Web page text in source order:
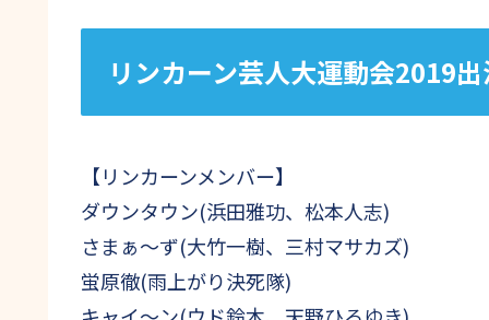
リンカーン芸人大運動会2019
【リンカーンメンバー】
ダウンタウン(浜田雅功、松本人志)
さまぁ～ず(大竹一樹、三村マサカズ)
蛍原徹(雨上がり決死隊)